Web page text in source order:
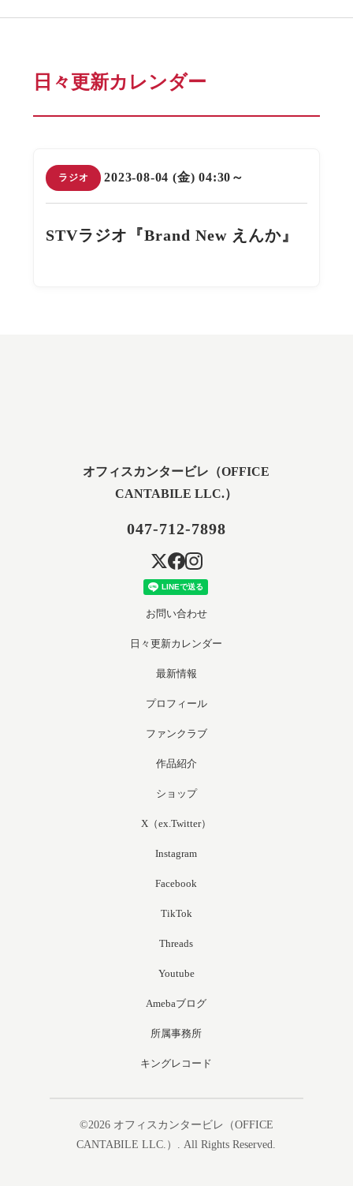
日々更新カレンダー
ラジオ 2023-08-04 (金) 04:30～
STVラジオ『Brand New えんか』
オフィスカンタービレ（OFFICE
CANTABILE LLC.）
047-712-7898
お問い合わせ
日々更新カレンダー
最新情報
プロフィール
ファンクラブ
作品紹介
ショップ
X（ex.Twitter）
Instagram
Facebook
TikTok
Threads
Youtube
Amebaブログ
所属事務所
キングレコード
©2026 オフィスカンタービレ（OFFICE
CANTABILE LLC.）
. All Rights Reserved.